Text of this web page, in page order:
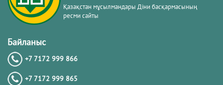
Қазақстан мұсылмандары Діни басқармасының
ресми сайты
Байланыс
+7 7172 999 866
+7 7172 999 865